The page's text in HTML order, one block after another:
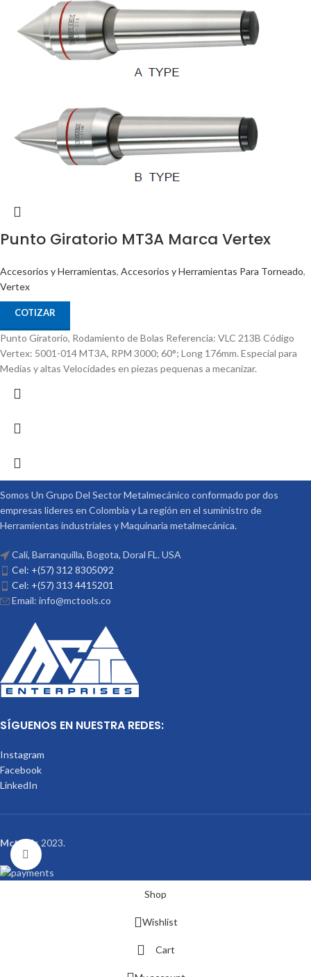
Click to enlarge
Punto Giratorio MT3A Marca Vertex
Accesorios y Herramientas, Accesorios y Herramientas Para Torneado,
Vertex
COTIZAR
Punto Giratorio, Rodamiento de Bolas Referencia: VLC 213B Código
Vertex: 5001-014 MT3A, RPM 3000; 60°; Long 176mm. Especial para
Medias y altas Velocidades en piezas pequenas a mecanizar.
Somos Un Grupo Del Sector Metalmecánico conformado por dos
empresas lideres en Colombia y La región en el suministro de
Herramientas industriales y Maquinaria metalmecánica.
Cali, Barranquilla, Bogota, Doral FL. USA
Cel: +(57) 312 8305092
Cel: +(57) 313 4415201
Email: info@mctools.co
SÍGUENOS EN NUESTRA REDES:
Instagram
Facebook
LinkedIn
Mctools 2023.
Shop
Wishlist
Cart